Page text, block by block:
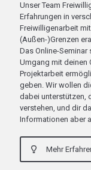
Unser Team
Erfahrungen in
Freiwilligenarbeit
(Außen-)Grenzen
Das Online-
Umgang mit deinen
Projektarbeit
geben. Wir wollen
dabei unterstützen,
verstehen, und dir
Informationen aber
Mehr